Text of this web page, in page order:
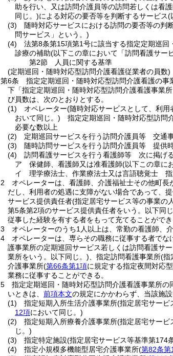
助を行い、又は訪問介護員等の訪問若しくは看
同じ。)による対応の要否等を判断するサービス(
(3)
随時対応サービスにおける訪問の要否等の判
問サービス」という。)
(4)
法第8条第15項第1号に該当する指定定期巡
診療の補助(以下この章において「訪問看護サー
第2節
人員に関する基準
(定期巡回・随時対応型訪問介護看護従業者の員数)
第6条
指定定期巡回・随時対応型訪問介護看護の事
下「指定定期巡回・随時対応型訪問介護看護事業
び員数は、次のとおりとする。
(1)
オペレーター(随時対応サービスとして、利
おいて同じ。) 指定定期巡回・随時対応型訪問
必要な数以上
(2)
定期巡回サービスを行う訪問介護員等 交通
(3)
随時訪問サービスを行う訪問介護員等 提供
(4)
訪問看護サービスを行う看護師等 次に掲げ
ア
保健師、看護師又は准看護師(以下この章に
イ
理学療法士、作業療法士又は言語聴覚士
2
オペレーターは、看護師、介護福祉士その他町長
だし、利用者の処遇に支障がない場合であって、
サービス提供責任者(指定居宅サービス等の事業の
第5条第2項のサービス提供責任者をいう。以下同
従事した経験を有する者をもって充てることができ
3
オペレーターのうち1人以上は、常勤の看護師、
4
オペレーターは、専らその職務に従事する者でな
護事業所の定期巡回サービス若しくは訪問看護サ
業所をいう。以下同じ。) 、指定訪問看護事業所(指
介護事業所(第66条第1項に規定する指定夜間対応
業務に従事することができる。
5
指定定期巡回・随時対応型訪問介護看護事業所
いときは、 前項本文の規定にかかわらず、当該施
(1)
指定短期入所生活介護事業所(指定居宅サービ
12項において同じ。)
(2)
指定短期入所療養介護事業所(指定居宅サービ
じ。)
(3)
指定特定施設(指定居宅サービス等基準第174
(4)
指定小規模多機能型居宅介護事業所(第82条第